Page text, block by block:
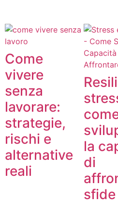
Come
vivere
senza
lavorare:
strategie,
rischi e
alternative
reali
la
di
sfide